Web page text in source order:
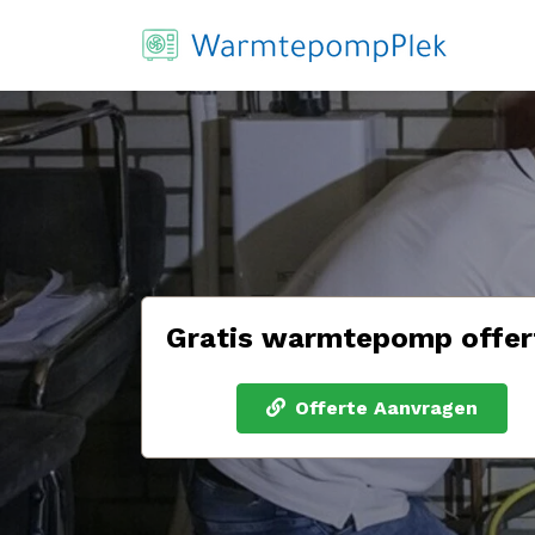
Gratis warmtepomp
Offerte Aanvragen